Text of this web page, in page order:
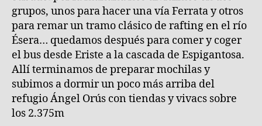
grupos, unos para hacer una vía Ferrata y otros
para remar un tramo clásico de rafting en el río
Ésera… quedamos después para comer y coger
el bus desde Eriste a la cascada de Espigantosa.
Allí terminamos de preparar mochilas y
subimos a dormir un poco más arriba del
refugio Ángel Orús con tiendas y vivacs sobre
los 2.375m